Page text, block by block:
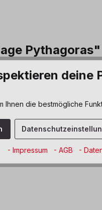
Pythagoras"
angeboten, sowie
ein. deine
die bestmögliche
- Impressum - AGB -